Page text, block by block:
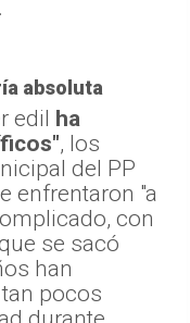
absoluta
edil ha
, los
del PP
enfrentaron "a
con
se sacó
han
pocos